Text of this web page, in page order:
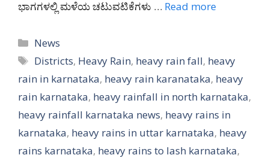
ಭಾಗಗಳಲ್ಲಿ ಮಳೆಯ ಚಟುವಟಿಕೆಗಳು … Read more
Categories
News
Tags
Districts, Heavy Rain, heavy rain fall, heavy
rain in karnataka, heavy rain karanataka, heavy
rain karnataka, heavy rainfall in north karnataka,
heavy rainfall karnataka news, heavy rains in
karnataka, heavy rains in uttar karnataka, heavy
rains karnataka, heavy rains to lash karnataka,